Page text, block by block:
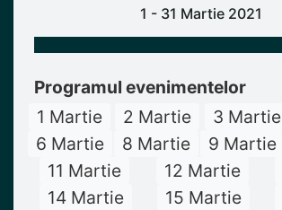
1 - 31 Martie 2021
Programul evenimentelor
1 Martie
2 Martie 3 Martie
6 Martie
8 Martie 9 Martie
11 Martie
12 Martie
14 Martie
15 Martie